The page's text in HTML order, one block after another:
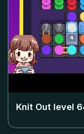
Knit Out level